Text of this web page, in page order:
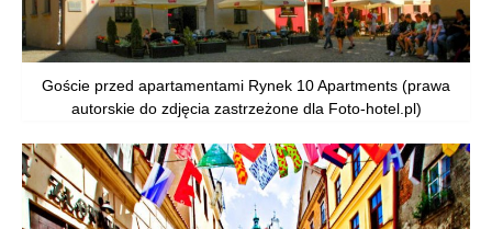
Goście przed apartamentami Rynek 10 Apartments (prawa
autorskie do zdjęcia zastrzeżone dla Foto-hotel.pl)